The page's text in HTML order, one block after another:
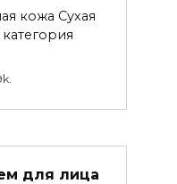
кожа Сухая
для лица